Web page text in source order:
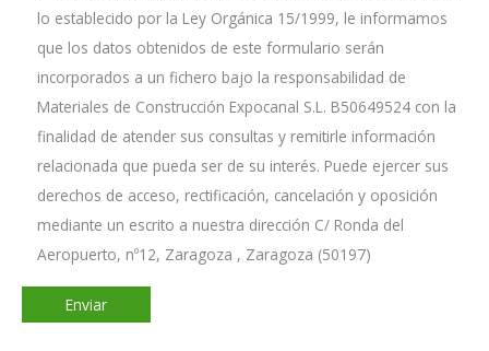
lo establecido por la Ley Orgánica 15/1999, le informamos
que los datos obtenidos de este formulario serán
incorporados a un fichero bajo la responsabilidad de
Materiales de Construcción Expocanal S.L. B50649524 con la
finalidad de atender sus consultas y remitirle información
relacionada que pueda ser de su interés. Puede ejercer sus
derechos de acceso, rectificación, cancelación y oposición
mediante un escrito a nuestra dirección C/ Ronda del
Aeropuerto, nº12, Zaragoza , Zaragoza (50197)